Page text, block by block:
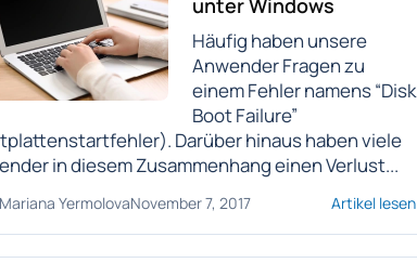
unter Windows
Häufig haben unsere
Anwender Fragen zu
einem Fehler namens “Disk
Boot Failure”
Darüber hinaus haben viele
in diesem Zusammenhang einen Verlust...
Mariana YermolovaNovember 7, 2017 Artikel lesen